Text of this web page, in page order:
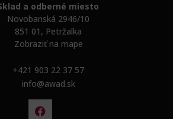
a odberné miesto
Novobanská 2946/10
851 01, Petržalka
Zobraziť na mape
+421 903 22 37 57
info@awad.sk